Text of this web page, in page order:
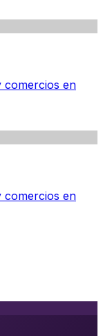
comercios en
comercios en